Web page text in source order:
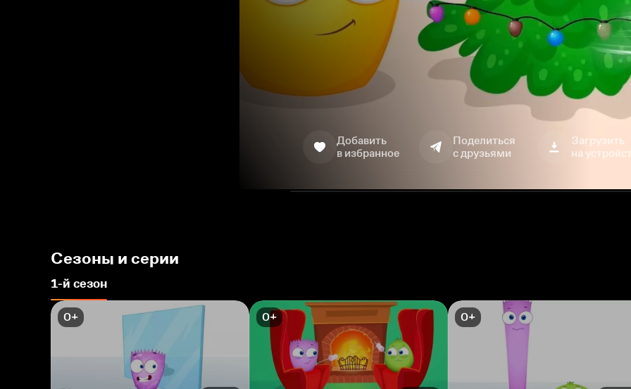
Добавить
в избранное
Поделиться
с друзьями
Загрузить
на
Сезоны и серии
1-й сезон
0+ 0+ 0+